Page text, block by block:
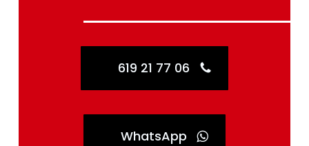
619 21 77 06
WhatsApp